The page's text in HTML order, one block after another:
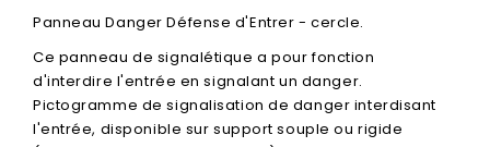
Panneau Danger Défense d'Entrer - cercle.
Ce panneau de signalétique a pour fonction
d'interdire l'entrée en signalant un danger.
Pictogramme de signalisation de danger interdisant
l'entrée, disponible sur support souple ou rigide